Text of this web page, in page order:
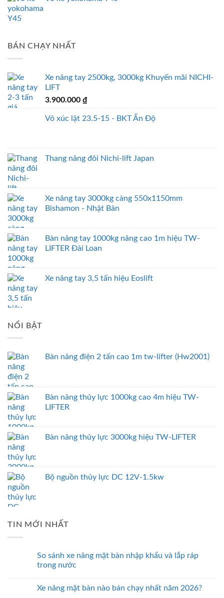
BÁN CHẠY NHẤT
Xe nâng tay 2500kg, 3000kg Khuyến mãi NICHI-
LIFT
3.900.000 ₫
Vỏ xúc lật 23.5-15 - BKT Ấn Độ
Thang nâng đôi Nichi-lift Japan
Xe nâng tay 3000kg càng 550x1150mm
Bishamon - Nhật Bản
Bàn nâng tay 1000kg nâng cao 1m hiệu TW-
LIFTER Đài Loan
Xe nâng tay 3,5 tấn hiệu Eoslift
NỔI BẬT
Bàn nâng điện 2 tấn cao 1m tw-lifter (Hw2001)
Bàn nâng thủy lực 1000kg cao 4m hiệu TW-
LIFTER
Bàn nâng thủy lực 3000kg hiệu TW-LIFTER
Bộ nguồn thủy lực DC 12V-1.5kw
TIN MỚI NHẤT
So sánh xe nâng mặt bàn nhập khẩu và lắp ráp
trong nước
Xe nâng mặt bàn nào bán chạy nhất năm 2026?